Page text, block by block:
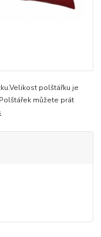
polštářku je
můžete prát